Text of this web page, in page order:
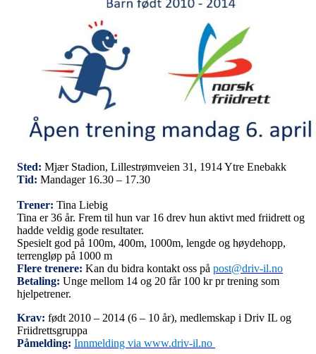
Sted: Mjær Stadion, Lillestrømveien 31, 1914 Ytre Enebakk
Tid: Mandager 16.30 – 17.30
Trener: Tina Liebig
Tina er 36 år. Frem til hun var 16 drev hun aktivt med friidrett og
hadde veldig gode resultater.
Spesielt god på 100m, 400m, 1000m, lengde og høydehopp,
terrengløp på 1000 m
Flere trenere: Kan du bidra kontakt oss på post@driv-il.no
Betaling: Unge mellom 14 og 20 får 100 kr pr trening som
hjelpetrener.
Krav: født 2010 – 2014 (6 – 10 år), medlemskap i Driv IL og
Friidrettsgruppa
Påmelding: Innmelding via www.driv-il.no